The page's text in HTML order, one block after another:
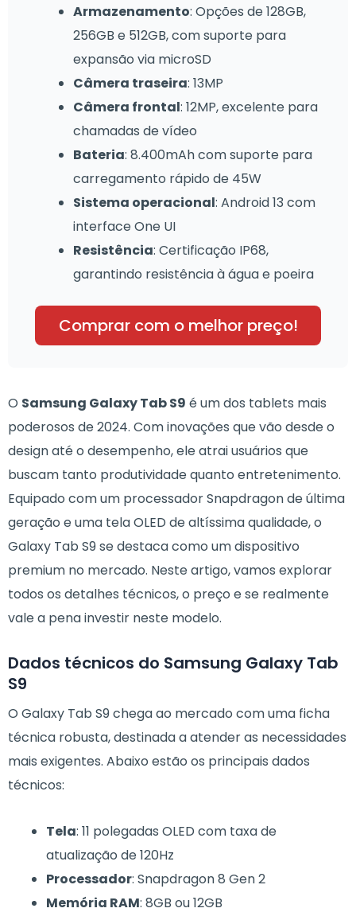
Armazenamento: Opções de 128GB,
256GB e 512GB, com suporte para
expansão via microSD
Câmera traseira: 13MP
Câmera frontal: 12MP, excelente para
chamadas de vídeo
Bateria: 8.400mAh com suporte para
carregamento rápido de 45W
Sistema operacional: Android 13 com
interface One UI
Resistência: Certificação IP68,
garantindo resistência à água e poeira
Comprar com o melhor preço!
O Samsung Galaxy Tab S9 é um dos tablets mais
poderosos de 2024. Com inovações que vão desde o
design até o desempenho, ele atrai usuários que
buscam tanto produtividade quanto entretenimento.
Equipado com um processador Snapdragon de última
geração e uma tela OLED de altíssima qualidade, o
Galaxy Tab S9 se destaca como um dispositivo
premium no mercado. Neste artigo, vamos explorar
todos os detalhes técnicos, o preço e se realmente
vale a pena investir neste modelo.
Dados técnicos do Samsung Galaxy Tab
S9
O Galaxy Tab S9 chega ao mercado com uma ficha
técnica robusta, destinada a atender as necessidades
mais exigentes. Abaixo estão os principais dados
técnicos:
Tela: 11 polegadas OLED com taxa de
atualização de 120Hz
Processador: Snapdragon 8 Gen 2
Memória RAM: 8GB ou 12GB